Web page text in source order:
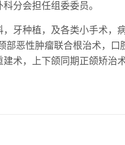
分会担任组委委员。
种植，及各类小手术，
部恶性肿瘤联合根治术，
术，上下颌同期正颌矫治术